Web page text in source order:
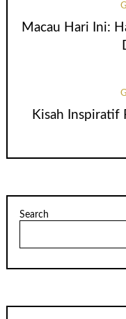
Macau Hari Ini:
Kisah Inspiratif
Search